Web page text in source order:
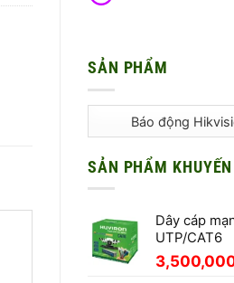
SẢN PHẨM
SẢN PHẨM
Dây cáp
UTP/CAT6